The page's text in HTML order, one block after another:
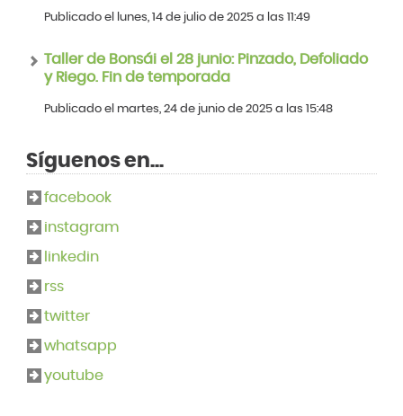
Publicado el lunes, 14 de julio de 2025 a las 11:49
Taller de Bonsái el 28 junio: Pinzado, Defoliado
y Riego. Fin de temporada
Publicado el martes, 24 de junio de 2025 a las 15:48
Síguenos en...
facebook
instagram
linkedin
rss
twitter
whatsapp
youtube